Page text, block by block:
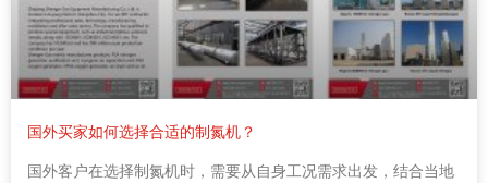
国外买家如何选择合适的制氮机？
国外客户在选择制氮机时，需要从自身工况需求出发，结合当地